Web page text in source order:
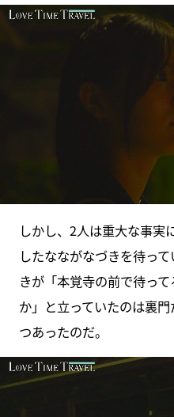
しかし、2人は重大な事実
したなながなづきを待っ
きが「本覚寺の前で待っ
か」と立っていたのは裏
つあったのだ。